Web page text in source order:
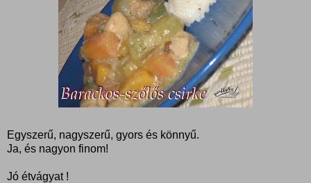
Egyszerű, nagyszerű, gyors és könnyű.
Ja, és nagyon finom!
Jó étvágyat !